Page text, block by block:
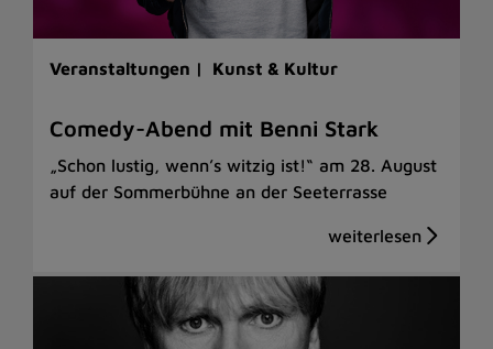
Veranstaltungen | Kunst & Kultur
Comedy-Abend mit Benni Stark
„Schon lustig, wenn’s witzig ist!“ am 28. August
auf der Sommerbühne an der Seeterrasse